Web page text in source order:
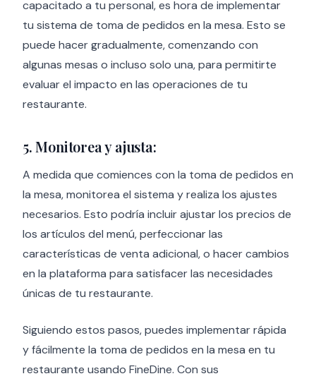
capacitado a tu personal, es hora de implementar
tu sistema de toma de pedidos en la mesa. Esto se
puede hacer gradualmente, comenzando con
algunas mesas o incluso solo una, para permitirte
evaluar el impacto en las operaciones de tu
restaurante.
5. Monitorea y ajusta:
A medida que comiences con la toma de pedidos en
la mesa, monitorea el sistema y realiza los ajustes
necesarios. Esto podría incluir ajustar los precios de
los artículos del menú, perfeccionar las
características de venta adicional, o hacer cambios
en la plataforma para satisfacer las necesidades
únicas de tu restaurante.
Siguiendo estos pasos, puedes implementar rápida
y fácilmente la toma de pedidos en la mesa en tu
restaurante usando FineDine. Con sus